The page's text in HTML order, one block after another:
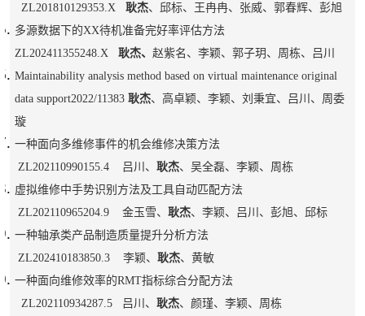
ZL201810129353.X 耿杰、邱标、王冉冉、张威、郭春辉、彭旭
多源数据下的XX待机准备完好率评估方法
ZL202411355248.X 耿杰、 赵紫名、李颖、郭子玥、周栋、吕川
Maintainability analysis method based on virtual maintenance original
data support2022/11383 耿杰、高卓颖、李颖、刘秉宜、吕川、周委
璇
一种面向多维修事件的机会维修决策方法
ZL202110990155.4 吕川、 耿杰、吴全磊、李颖、周栋
虚拟维修中手势识别方法及工具自动匹配方法
ZL202110965204.9 金玉雪、 耿杰、李颖、吕川、彭旭、邱标
一种轴承类产品制造质量提升分析方法
ZL202410183850.3 李颖、 耿杰、黄敏
一种面向维修效率的RMT指标综合分配方法
ZL202110934287.5 吕川、 耿杰、颜瑾、李颖、周栋